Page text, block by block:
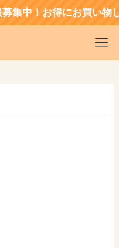
集中！お得にお買い物